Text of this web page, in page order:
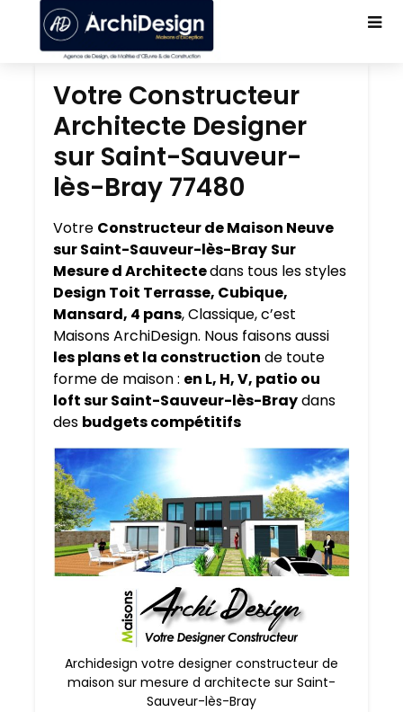
Votre Constructeur
Architecte Designer
sur Saint-Sauveur-
lès-Bray 77480
Votre Constructeur de Maison Neuve
sur Saint-Sauveur-lès-Bray Sur
Mesure d Architectedans tous les styles
Design Toit Terrasse, Cubique,
Mansard, 4 pans, Classique, c’est
Maisons ArchiDesign. Nous faisons aussi
les plans et la construction de toute
forme de maison : en L, H, V, patio ou
loft sur Saint-Sauveur-lès-Braydans
des budgets compétitifs
Archidesign votre designer constructeur de
maison sur mesure d architecte sur Saint-
Sauveur-lès-Bray